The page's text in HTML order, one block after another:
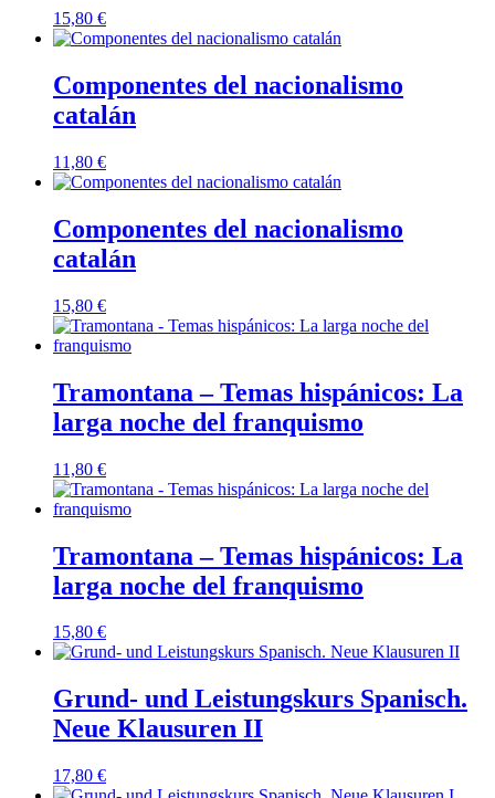
15,80 €
Componentes del nacionalismo
catalán
11,80 €
Componentes del nacionalismo
catalán
15,80 €
Tramontana – Temas hispánicos: La
larga noche del franquismo
11,80 €
Tramontana – Temas hispánicos: La
larga noche del franquismo
15,80 €
Grund- und Leistungskurs Spanisch.
Neue Klausuren II
17,80 €